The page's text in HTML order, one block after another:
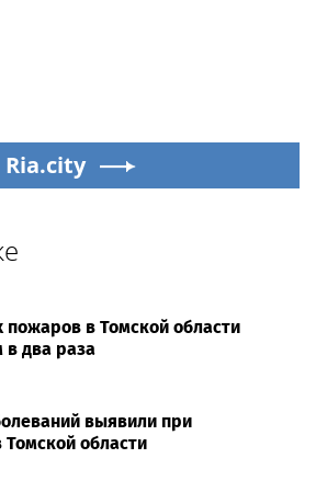
Ria.city
пожаров в Томской области
в два раза
выявили при
области